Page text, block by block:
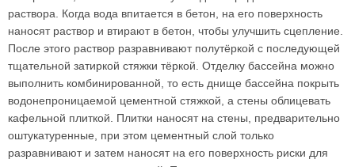
раствора. Когда вода впитается в бетон, на его поверхность
наносят раствор и втирают в бетон, чтобы улучшить сцепление.
После этого раствор разравнивают полутёркой с последующей
тщательной затиркой стяжки тёркой. Отделку бассейна можно
выполнить комбинированной, то есть днище бассейна покрыть
водонепроницаемой цементной стяжкой, а стены облицевать
кафельной плиткой. Плитки наносят на стены, предварительно
оштукатуренные, при этом цементный слой только
разравнивают и затем наносят на его поверхность риски для